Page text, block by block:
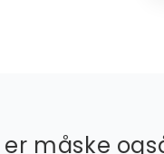
er måske